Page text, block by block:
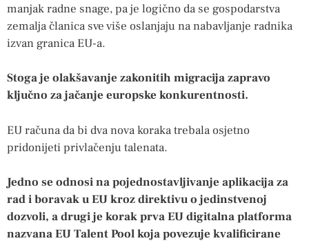
manjak radne snage, pa je logično da se gospodarstva
zemalja članica sve više oslanjaju na nabavljanje radnika
izvan granica EU-a.
Stoga je olakšavanje zakonitih migracija zapravo
ključno za jačanje europske konkurentnosti.
EU računa da bi dva nova koraka trebala osjetno
pridonijeti privlačenju talenata.
Jedno se odnosi na pojednostavljivanje aplikacija za
rad i boravak u EU kroz direktivu o jedinstvenoj
dozvoli, a drugi je korak prva EU digitalna platforma
nazvana EU Talent Pool koja povezuje kvalificirane